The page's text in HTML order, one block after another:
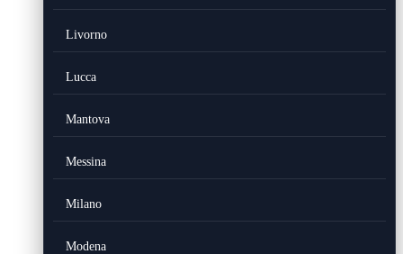
Livorno
Lucca
Mantova
Messina
Milano
Modena